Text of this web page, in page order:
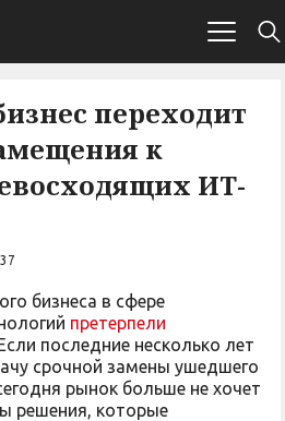
переходит
к
ИТ-
бизнеса в сфере
претерпели
последние несколько лет
срочной замены ушедшего
рынок больше не хочет
решения, которые